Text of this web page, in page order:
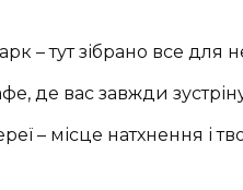
– тут зібрано все для
, де вас завжди
– місце натхнення і